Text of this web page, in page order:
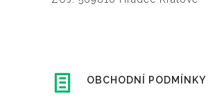
OBCHODNÍ PODMÍNKY